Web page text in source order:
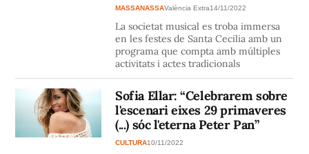
MASSANASSAValència Extra14/11/2022
La societat musical es troba immersa
en les festes de Santa Cecilia amb un
programa que compta amb múltiples
activitats i actes tradicionals
Sofia Ellar: “Celebrarem sobre
l'escenari eixes 29 primaveres
(...) sóc l'eterna Peter Pan”
CULTURA10/11/2022